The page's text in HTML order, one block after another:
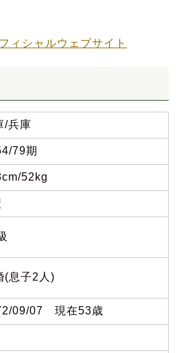
ィシャルウェブサイト
/兵庫
79期
52kg
(息子2人)
09/07 現在53歳